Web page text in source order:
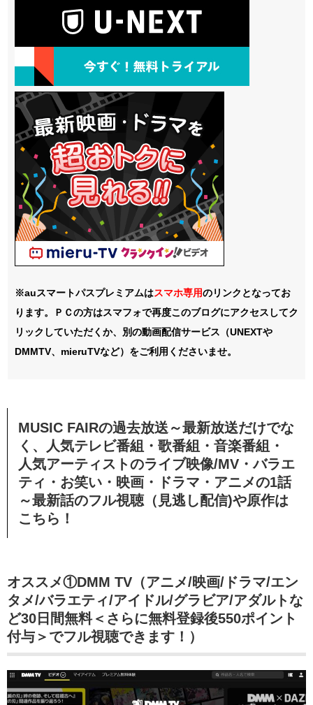
※auスマートパスプレミアムはスマホ専用のリンクとなってお
ります。ＰＣの方はスマフォで再度このブログにアクセスしてク
リックしていただくか、別の動画配信サービス（UNEXTや
DMMTV、mieruTVなど）をご利用くださいませ。
MUSIC FAIRの過去放送～最新放送だけでな
く、人気テレビ番組・歌番組・音楽番組・
人気アーティストのライブ映像/MV・バラエ
ティ・お笑い・映画・ドラマ・アニメの1話
～最新話のフル視聴（見逃し配信)や原作は
こちら！
オススメ①DMM TV（アニメ/映画/ドラマ/エン
タメ/バラエティ/アイドル/グラビア/アダルトな
ど30日間無料＜さらに無料登録後550ポイント
付与＞でフル視聴できます！）